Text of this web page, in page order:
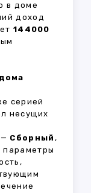
в доме
доход
144000
серией
несущих
Сборный ,
параметры